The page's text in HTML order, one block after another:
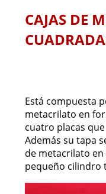
CAJAS DE
Está compuesta
metacrilato en
cuatro placas
Además su tapa
de metacrilato
pequeño cilindro